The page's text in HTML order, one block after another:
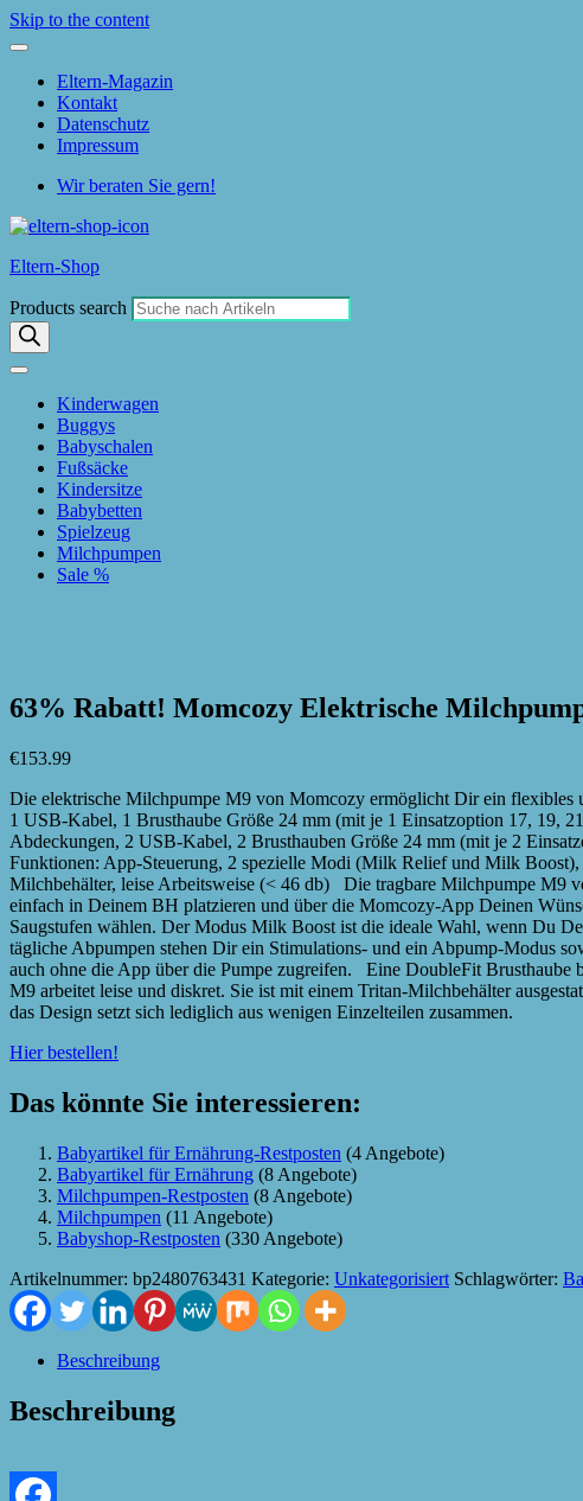
Skip to the content
Eltern-Magazin
Kontakt
Datenschutz
Impressum
Wir beraten Sie gern!
Eltern-Shop
Products search
Kinderwagen
Buggys
Babyschalen
Fußsäcke
Kindersitze
Babybetten
Spielzeug
Milchpumpen
Sale %
63% Rabatt! Momcozy Elektrische
€153.99
Die elektrische Milchpumpe M9 von Momcozy ermöglicht Dir ein
1 USB-Kabel, 1 Brusthaube Größe 24 mm (mit je 1 Einsatzoption 17, 19,
Abdeckungen, 2 USB-Kabel, 2 Brusthauben Größe 24 mm (mit je 2
Funktionen: App-Steuerung, 2 spezielle Modi (Milk Relief und Milk
Milchbehälter, leise Arbeitsweise (< 46 db) Die tragbare Milchpumpe M9
einfach in Deinem BH platzieren und über die Momcozy-App Deinen
Saugstufen wählen. Der Modus Milk Boost ist die ideale Wahl, wenn Du
tägliche Abpumpen stehen Dir ein Stimulations- und ein Abpump-Modus
auch ohne die App über die Pumpe zugreifen. Eine DoubleFit Brusthaube
M9 arbeitet leise und diskret. Sie ist mit einem Tritan-Milchbehälter
das Design setzt sich lediglich aus wenigen Einzelteilen zusammen.
Hier bestellen!
Das könnte Sie interessieren:
Babyartikel für Ernährung-Restposten (4 Angebote)
Babyartikel für Ernährung (8 Angebote)
Milchpumpen-Restposten (8 Angebote)
Milchpumpen (11 Angebote)
Babyshop-Restposten (330 Angebote)
Artikelnummer: bp2480763431 Kategorie: Unkategorisiert Schlagwörter:
Beschreibung
Beschreibung